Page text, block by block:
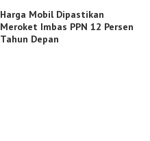
Harga Mobil Dipastikan
Meroket Imbas PPN 12 Persen
Tahun Depan